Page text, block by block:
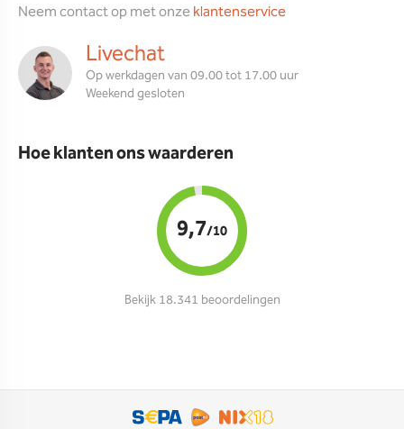
Neem contact op met onzeklantenservice
Livechat
Op werkdagen van 09.00 tot 17.00 uur
Weekend gesloten
Hoe klanten ons waarderen
9,7/10
Bekijk 18.341 beoordelingen